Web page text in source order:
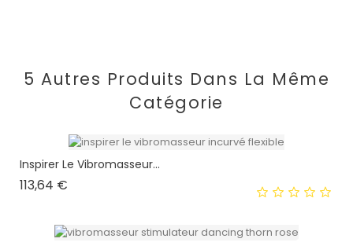
5 Autres Produits Dans La Même
Catégorie
Inspirer Le Vibromasseur...
113,64 €